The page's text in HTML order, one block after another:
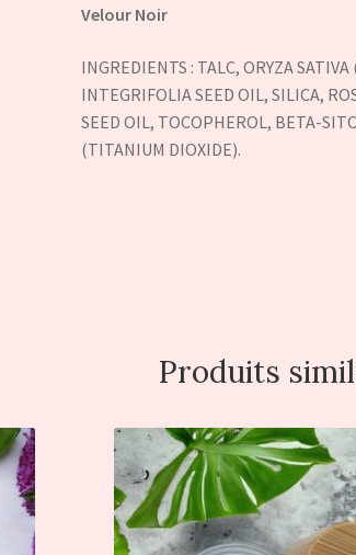
Velour Noir
INGREDIENTS : TALC, ORYZA
INTEGRIFOLIA SEED OIL, SILICA,
SEED OIL, TOCOPHEROL, BETA-
(TITANIUM DIOXIDE).
Produits